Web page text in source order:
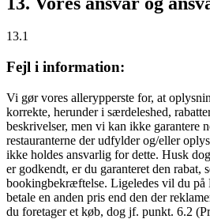
13.1
Fejl i information:
Vi gør vores allerypperste for, at
korrekte, herunder i særdeleshed,
beskrivelser, men vi kan ikke garantere
restauranterne der udfylder og/eller
ikke holdes ansvarlig for dette. Husk
er godkendt, er du garanteret den rabat,
bookingbekræftelse. Ligeledes vil du
betale en anden pris end den der
du foretager et køb, dog jf. punkt. 6.2